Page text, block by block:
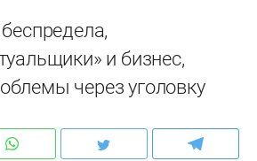
и бизнес,
через уголовку